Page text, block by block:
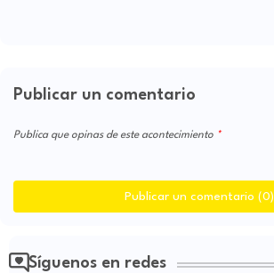
Publicar un comentario
Publica que opinas de este acontecimiento
Publicar un comentario (0)
Síguenos en redes